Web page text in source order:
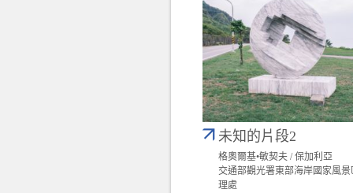
未知的片段2
格奧爾基•敏契夫 / 保加利亞
交通部觀光署東部海岸國家風景
理處